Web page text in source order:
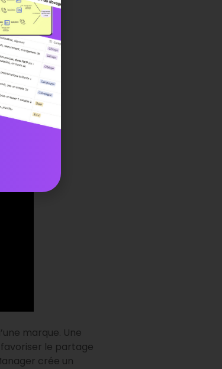
sur
marque. Une
le partage
crée un